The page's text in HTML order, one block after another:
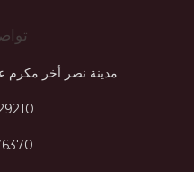
مدينة نصر أخر مكرم